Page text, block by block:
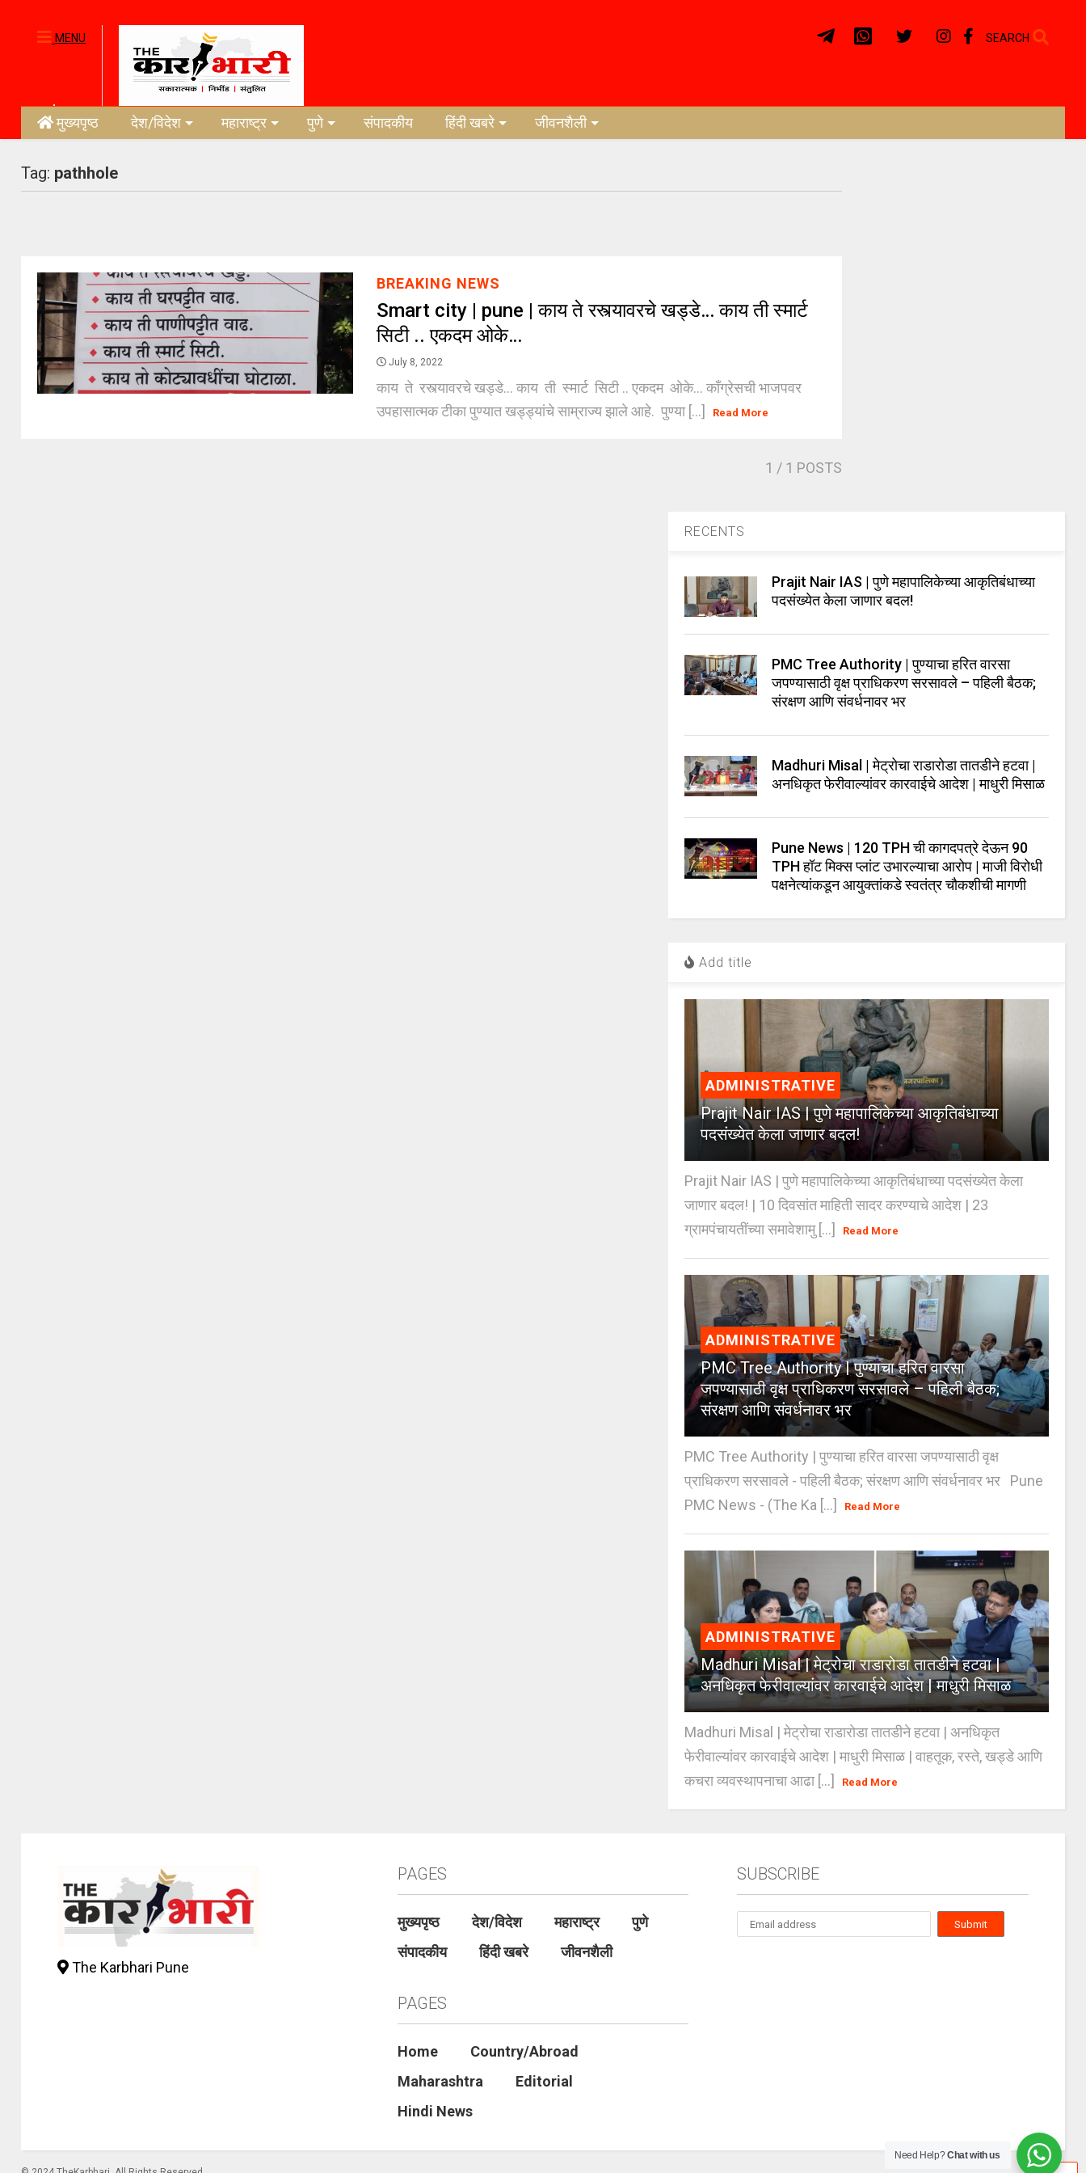
MENU SEARCH
मुख्यपृष्ठ देश/विदेश महाराष्ट्र पुणे संपादकीय हिंदी खबरे जीवनशैली
Tag: pathhole
BREAKING NEWS
Smart city | pune | काय ते रस्त्यावरचे खड्डे… काय ती स्मार्ट
सिटी .. एकदम ओके…
July 8, 2022
काय ते रस्त्यावरचे खड्डे... काय ती स्मार्ट सिटी .. एकदम ओके... कॉंग्रेसची भाजपवर
उपहासात्मक टीका पुण्यात खड्ड्यांचे साम्राज्य झाले आहे. पुण्या [...]
Read More
1 / 1 POSTS
RECENTS
Prajit Nair IAS | पुणे महापालिकेच्या आकृतिबंधाच्या
पदसंख्येत केला जाणार बदल!
PMC Tree Authority | पुण्याचा हरित वारसा
जपण्यासाठी वृक्ष प्राधिकरण सरसावले – पहिली बैठक;
संरक्षण आणि संवर्धनावर भर
Madhuri Misal | मेट्रोचा राडारोडा तातडीने हटवा |
अनधिकृत फेरीवाल्यांवर कारवाईचे आदेश | माधुरी मिसाळ
Pune News | 120 TPH ची कागदपत्रे देऊन 90
TPH हॉट मिक्स प्लांट उभारल्याचा आरोप | माजी विरोधी
पक्षनेत्यांकडून आयुक्तांकडे स्वतंत्र चौकशीची मागणी
Add title
ADMINISTRATIVE
Prajit Nair IAS | पुणे महापालिकेच्या आकृतिबंधाच्या
पदसंख्येत केला जाणार बदल!
Prajit Nair IAS | पुणे महापालिकेच्या आकृतिबंधाच्या पदसंख्येत केला
जाणार बदल! | 10 दिवसांत माहिती सादर करण्याचे आदेश | 23
ग्रामपंचायतींच्या समावेशामु [...]
Read More
ADMINISTRATIVE
PMC Tree Authority | पुण्याचा हरित वारसा
जपण्यासाठी वृक्ष प्राधिकरण सरसावले – पहिली बैठक;
संरक्षण आणि संवर्धनावर भर
PMC Tree Authority | पुण्याचा हरित वारसा जपण्यासाठी वृक्ष
प्राधिकरण सरसावले - पहिली बैठक; संरक्षण आणि संवर्धनावर भर Pune
PMC News - (The Ka [...]
Read More
ADMINISTRATIVE
Madhuri Misal | मेट्रोचा राडारोडा तातडीने हटवा |
अनधिकृत फेरीवाल्यांवर कारवाईचे आदेश | माधुरी मिसाळ
Madhuri Misal | मेट्रोचा राडारोडा तातडीने हटवा | अनधिकृत
फेरीवाल्यांवर कारवाईचे आदेश | माधुरी मिसाळ | वाहतूक, रस्ते, खड्डे आणि
कचरा व्यवस्थापनाचा आढा [...]
Read More
The Karbhari Pune
PAGES
मुख्यपृष्ठ देश/विदेश महाराष्ट्र
पुणे
संपादकीय
हिंदी खबरे जीवनशैली
PAGES
Home
Country/Abroad
Maharashtra
Editorial
Hindi News
SUBSCRIBE
Need Help?Chat with us